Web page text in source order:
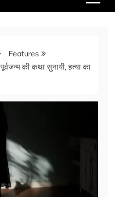
Features
की कथा सुनायी, हत्या का